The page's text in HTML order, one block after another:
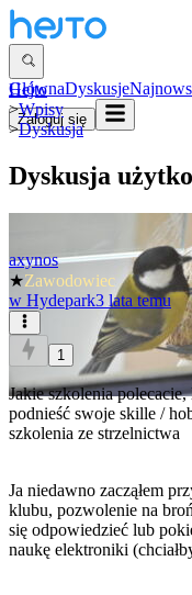
GłównaDyskusje
Zaloguj się
Hejto
>Wpisy
>Dyskusja
Dyskusja
axynos
★Zawodowiec
w Hydepark3 lata temu
1
Jakie szkolenia
podnieść swoje skille /
szkolenia ze strzelnictwa
Ja niedawno zacząłem
klubu, pozwolenie na
się odpowiedzieć lub
naukę elektroniki